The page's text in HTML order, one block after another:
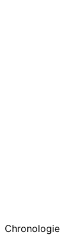
Chronologie